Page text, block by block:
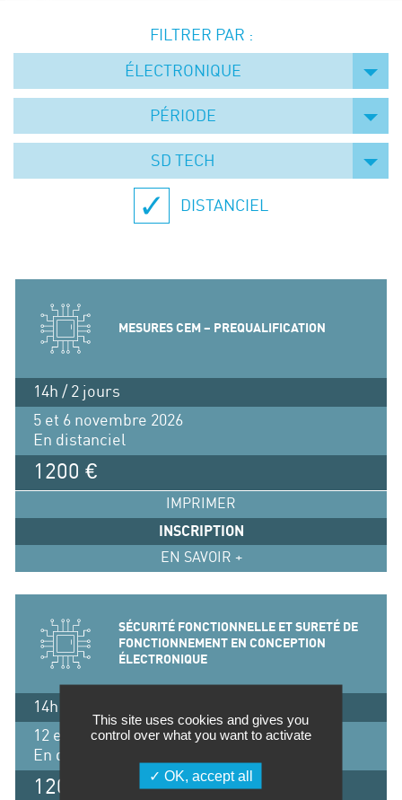
Symposium on Chain Transfer Catalysis for
sustainability – September 15 and 16, 2026
FRENCH-CHINESE CONFERENCE ON GREEN
Contacts
FILTRER PAR :
ÉLECTRONIQUE
PÉRIODE
SD TECH
DISTANCIEL
MESURES CEM – PREQUALIFICATION
14h / 2 jours
5 et 6 novembre 2026
En distanciel
1200 €
IMPRIMER
INSCRIPTION
EN SAVOIR +
SÉCURITÉ FONCTIONNELLE ET SURETÉ DE
FONCTIONNEMENT EN CONCEPTION
ÉLECTRONIQUE
14h / 2 jours
12 et 13 novembre 2025
En distanciel
1200 €
This site uses cookies and gives you
control over what you want to activate
OK, accept all